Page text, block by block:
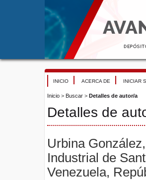
INICIO ACERCA DE INICIAR
Inicio > Buscar > Detalles de autor/a
Detalles de
Urbina
Industrial de
Venezuela,